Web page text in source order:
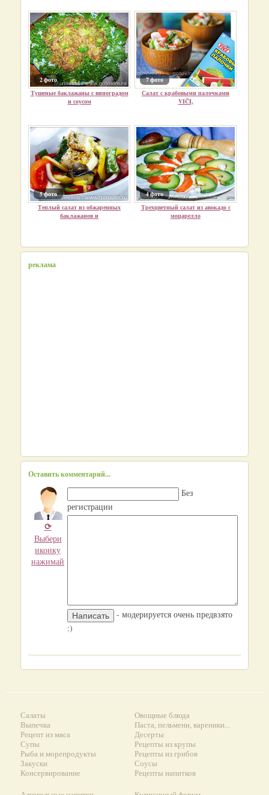
2 фото
Тушеные баклажаны с виноградом
и соусом
7 фото
Салат с крабовыми палочками
VIČI,
5 фото
Теплый салат из обжаренных
баклажанов и
4 фото
Трехцветный салат из авокадо с
моцарелло
реклама
Оставить комментарий...
⟳
Выбери
иконку
нажимай
Без
регистрации
- модерируется очень предвзято
:)
Салаты
Выпечка
Рецепт из мяса
Супы
Рыба и морепродукты
Закуски
Консервирование
Овощные блюда
Паста, пельмени, вареники...
Десерты
Рецепты из крупы
Рецепты из грибов
Соусы
Рецепты напитков